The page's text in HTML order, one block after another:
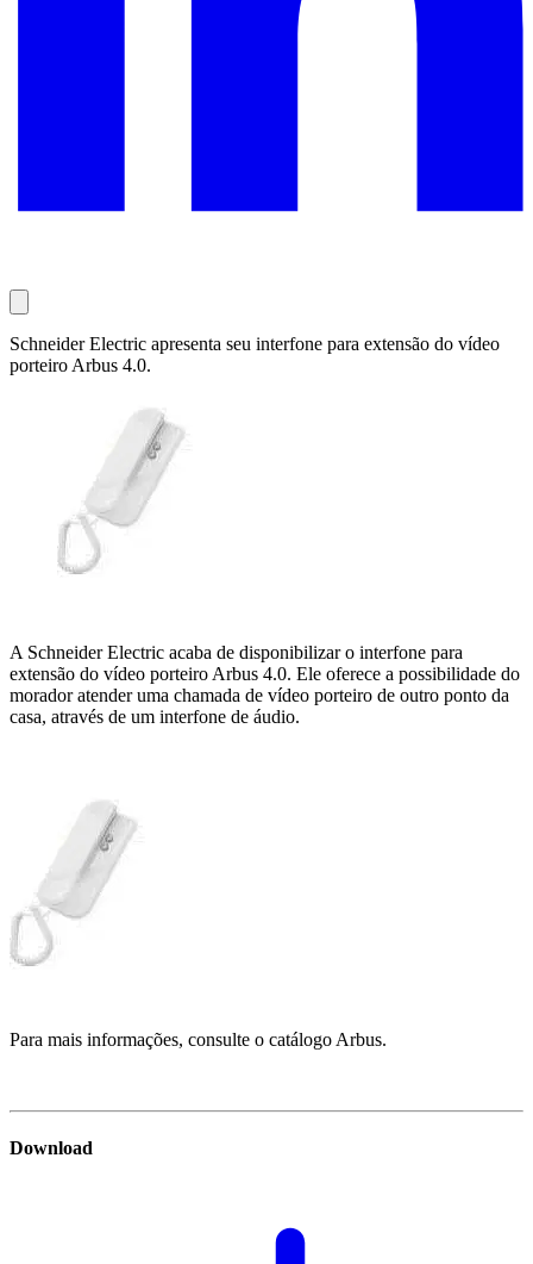
Schneider Electric apresenta seu interfone para extensão do vídeo
porteiro Arbus 4.0.
A Schneider Electric acaba de disponibilizar o interfone para
extensão do vídeo porteiro Arbus 4.0. Ele oferece a possibilidade do
morador atender uma chamada de vídeo porteiro de outro ponto da
casa, através de um interfone de áudio.
Para mais informações, consulte o catálogo Arbus.
Download